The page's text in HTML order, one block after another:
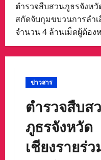
ตำรวจสืบสวนภูธรจังห
สกัดจับกุมขบวนการลำเ
จำนวน 4 ล้านเม็ดผู้ต้อง
ข่าวสาร
ตำรวจสืบส
ภูธรจังหวัด
เชียงรายร่